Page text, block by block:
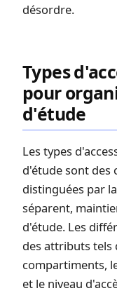
désordre.
Types
pour
d'étude
Les types
d'étude sont des
distinguées par
séparent,
d'étude. Les
des attributs tels
compartiments,
et le niveau